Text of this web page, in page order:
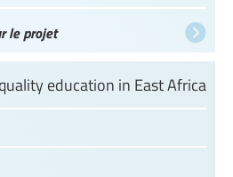
le projet
education in East Africa